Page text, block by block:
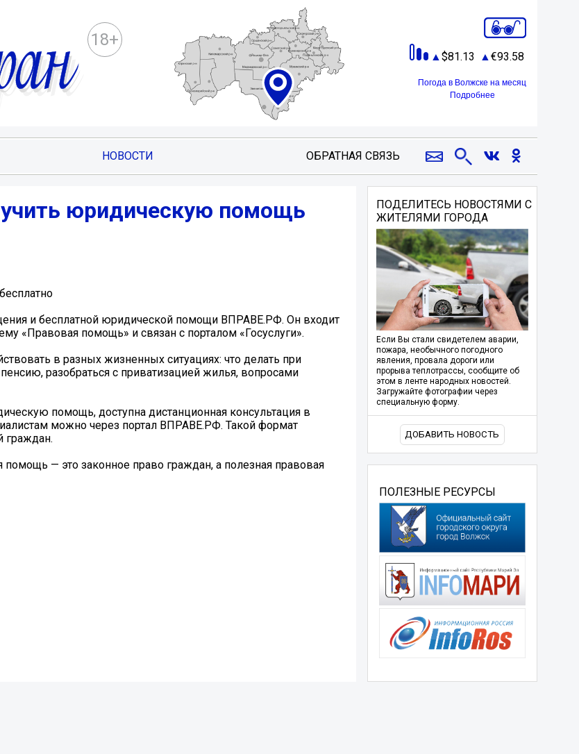
18+
81.13 93.58
Погода в Волжске на месяц
Подробнее
НОВОСТИ ОБРАТНАЯ СВЯЗЬ
юридическую помощь
и бесплатной юридической помощи ВПРАВЕ.РФ. Он входит
«Правовая помощь» и связан с порталом «Госуслуги».
в разных жизненных ситуациях: что делать при
разобраться с приватизацией жилья, вопросами
помощь, доступна дистанционная консультация в
можно через портал ВПРАВЕ.РФ. Такой формат
граждан.
— это законное право граждан, а полезная правовая
ПОДЕЛИТЕСЬ НОВОСТЯМИ С
ЖИТЕЛЯМИ ГОРОДА
Если Вы стали свидетелем аварии,
пожара, необычного погодного
явления, провала дороги или
прорыва теплотрассы, сообщите об
этом в ленте народных новостей.
Загружайте фотографии через
специальную форму.
ДОБАВИТЬ НОВОСТЬ
ПОЛЕЗНЫЕ РЕСУРСЫ